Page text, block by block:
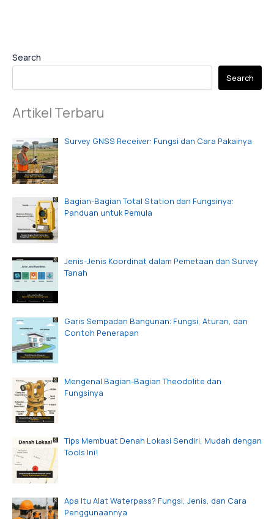
Search
Search
Artikel Terbaru
Survey GNSS Receiver: Fungsi dan Cara Pakainya
Bagian-Bagian Total Station dan Fungsinya:
Panduan untuk Pemula
Jenis-Jenis Koordinat dalam Pemetaan dan Survey
Tanah
Garis Sempadan Bangunan: Fungsi, Aturan, dan
Contoh Penerapan
Mengenal Bagian-Bagian Theodolite dan
Fungsinya
Tips Membuat Denah Lokasi Sendiri, Mudah dengan
Tools Ini!
Apa Itu Alat Waterpass? Fungsi, Jenis, dan Cara
Penggunaannya